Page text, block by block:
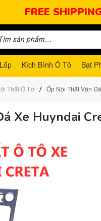
FREE
Kích Bình Ô Tô Bạt
Thất Ô Tô / Ốp Nội Thất Vân
Xe Huyndai